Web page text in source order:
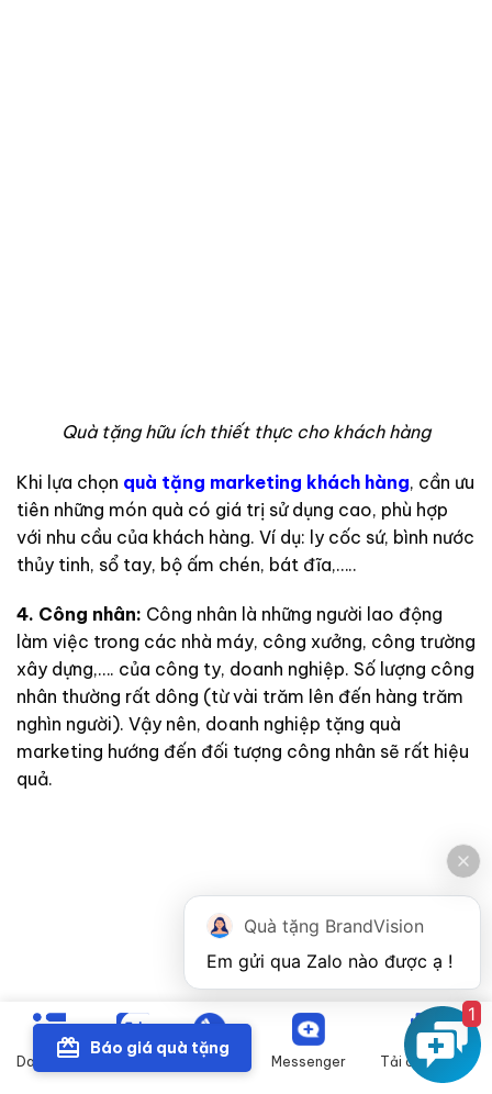
Quà tặng hữu ích thiết thực cho khách hàng
Khi lựa chọn quà tặng marketing khách hàng, cần ưu
tiên những món quà có giá trị sử dụng cao, phù hợp
với nhu cầu của khách hàng. Ví dụ: ly cốc sứ, bình nước
thủy tinh, sổ tay, bộ ấm chén, bát đĩa,…..
4. Công nhân: Công nhân là những người lao động
làm việc trong các nhà máy, công xưởng, công trường
xây dựng,…. của công ty, doanh nghiệp. Số lượng công
nhân thường rất dông (từ vài trăm lên đến hàng trăm
nghìn người). Vậy nên, doanh nghiệp tặng quà
marketing hướng đến đối tượng công nhân sẽ rất hiệu
quả.
Danh mục Zalo Gọi điện Messenger Tải catalogue
Báo giá quà tặng
Quà tặng BrandVision
1